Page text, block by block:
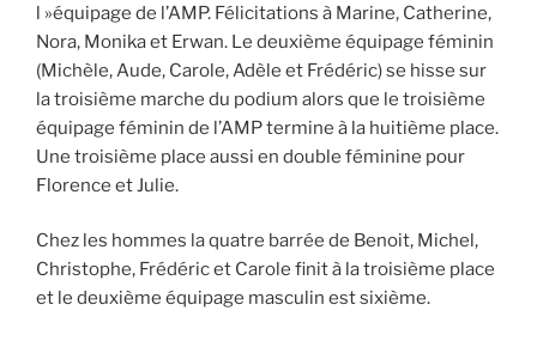
l »équipage de l’AMP. Félicitations à Marine, Catherine,
Nora, Monika et Erwan. Le deuxième équipage féminin
(Michèle, Aude, Carole, Adèle et Frédéric) se hisse sur
la troisième marche du podium alors que le troisième
équipage féminin de l’AMP termine à la huitième place.
Une troisième place aussi en double féminine pour
Florence et Julie.
Chez les hommes la quatre barrée de Benoit, Michel,
Christophe, Frédéric et Carole finit à la troisième place
et le deuxième équipage masculin est sixième.